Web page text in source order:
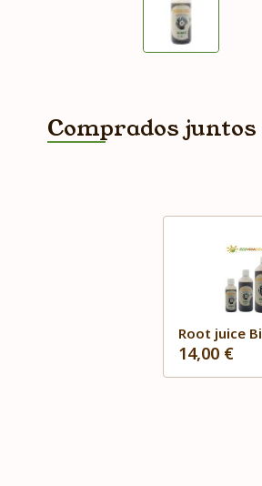
Comprados
Root juice
14,00 €